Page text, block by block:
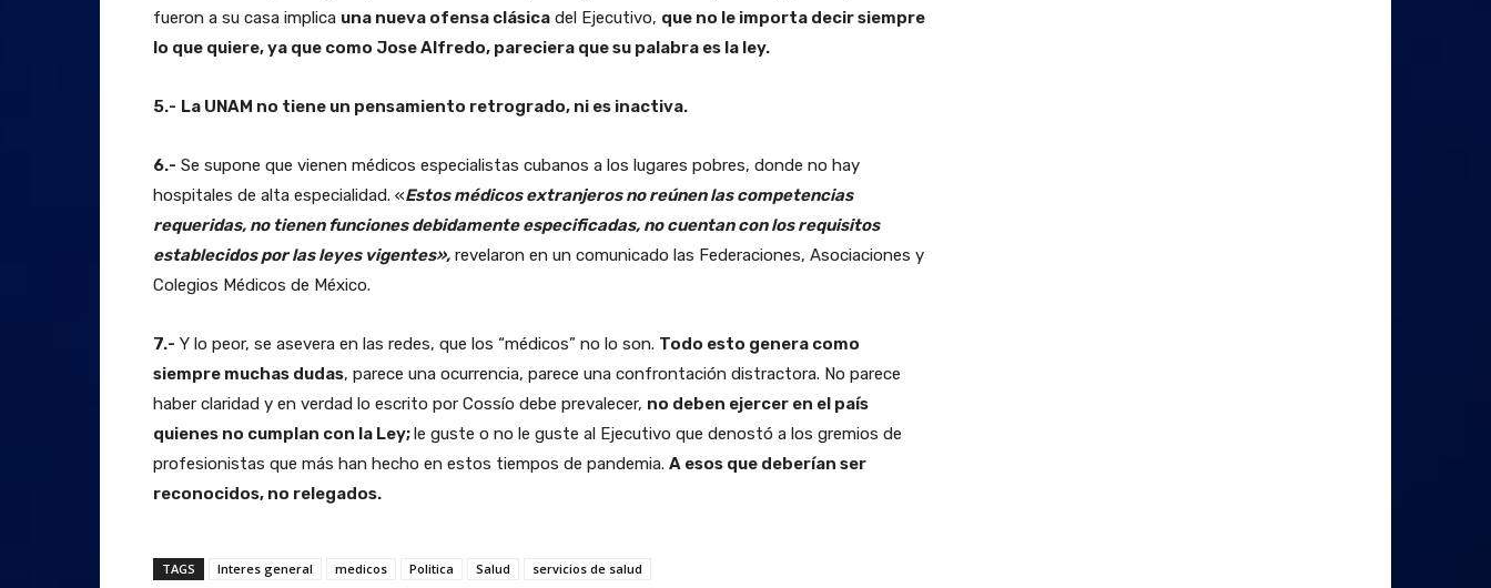
fueron a su casa implica una nueva ofensa clásica del Ejecutivo, que no le importa decir siempre
lo que quiere, ya que como Jose Alfredo, pareciera que su palabra es la ley.
5.- La UNAM no tiene un pensamiento retrogrado, ni es inactiva.
6.- Se supone que vienen médicos especialistas cubanos a los lugares pobres, donde no hay
hospitales de alta especialidad. «Estos médicos extranjeros no reúnen las competencias
requeridas, no tienen funciones debidamente especificadas, no cuentan con los requisitos
establecidos por las leyes vigentes», revelaron en un comunicado las Federaciones, Asociaciones y
Colegios Médicos de México.
7.- Y lo peor, se asevera en las redes, que los “médicos” no lo son. Todo esto genera como
siempre muchas dudas, parece una ocurrencia, parece una confrontación distractora. No parece
haber claridad y en verdad lo escrito por Cossío debe prevalecer, no deben ejercer en el país
quienes no cumplan con la Ley;le guste o no le guste al Ejecutivo que denostó a los gremios de
profesionistas que más han hecho en estos tiempos de pandemia. A esos que deberían ser
reconocidos, no relegados.
TAGS Interes general medicos Politica Salud servicios de salud